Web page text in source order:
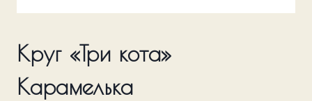
Круг «Три кота»
Карамелька